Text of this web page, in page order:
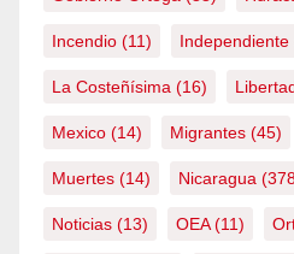
Incendio (11) Independiente
La Costeñísima (16)
Mexico (14) Migrantes (45)
Muertes (14) Nicaragua
Noticias (13) OEA(11)